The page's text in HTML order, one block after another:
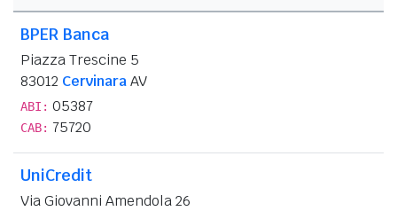
BPER Banca
Piazza Trescine 5
83012 CervinaraAV
ABI: 05387
CAB: 75720
UniCredit
Via Giovanni Amendola 26